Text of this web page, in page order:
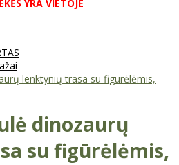
YRA VIETOJE
lenktynių trasa su figūrėlėmis,
dinozaurų
su figūrėlėmis,